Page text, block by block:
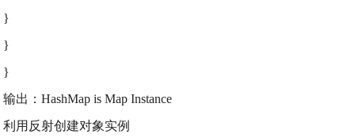
}
}
}
输出：HashMap is Map Instance
利用反射创建对象实例